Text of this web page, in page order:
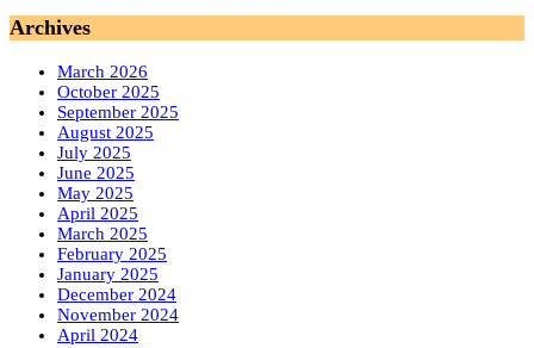
Archives
March 2026
October 2025
September 2025
August 2025
July 2025
June 2025
May 2025
April 2025
March 2025
February 2025
January 2025
December 2024
November 2024
April 2024